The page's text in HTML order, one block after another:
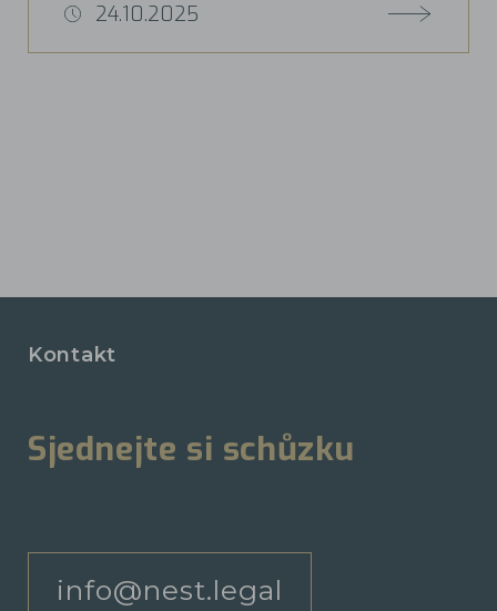
24.10.2025
Kontakt
Sjednejte si schůzku
info@nest.legal